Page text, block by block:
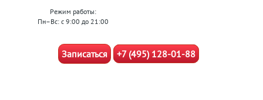
Режим работы:
Пн–Вс: с 9:00 до 21:00
Записаться +7 (495) 128-01-88